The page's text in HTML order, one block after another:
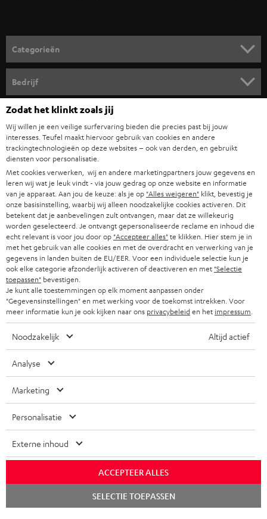
o
r
n
i
e
u
w
s
b
r
i
e
f
Categorieën
SOUNDBARS
HIFI-SPEAKERS
SMART HOME
BLUETOOTH
KOPTELEFOONS
BLUETOOTH KOPTELEFOONS
COMPLETE SETS
SPEAKERS
ULTIMA
IN-EAR
FANSHOP
NIEUWKOMERS
Bedrijf
SUPPORT
CARRIÈRE
PERS & MARKETING
B2B
PARTNERPROGRAMMA
BLOG
NEWSLETTER
STORES
TEUFEL VOORDELEN
TEUFEL STORY
MANAGEMENT
DUURZAAMHEID
NORMEN EN WAARDES
STUDENTENKORTING
Teufel online shops
DUITSLAND
OOSTENRIJK
ZWITSERLAND
NEDERLAND
BELGIË
FRANKRIJK
POLEN
SPANJE
ITALIË
'Kennelijke' (typ)fouten voorbehouden. De op de foto's afgebeelde
verwijderingskosten voor batterijen zijn bij de prijs inbegrepen.
Disclaimer Algemene voorwaarden
Privacybeleid
EU Data Act hier de overeenkomst herroepen
Zodat het klinkt zoals jij
Wij willen je een veilige surfervaring bieden die precies past bij jouw
interesses. Teufel maakt hiervoor gebruik van cookies en andere
trackingtechnologieën op deze websites – ook van derden, en gebruikt
diensten voor personalisatie.
Met cookies verwerken, wij en andere marketingpartners jouw gegevens en
leren wij wat je leuk vindt - via jouw gedrag op onze website en informatie
van je apparaat. Aan jou de keuze: als je op "Alles weigeren" klikt, bevestig je
onze basisinstelling, waarbij wij alleen noodzakelijke cookies activeren. Dit
betekent dat je aanbevelingen zult ontvangen, maar dat ze willekeurig
worden geselecteerd. Je ontvangt gepersonaliseerde reclame en inhoud die
echt relevant is voor jou door op "Accepteer alles"te klikken. Hier stem je in
met het gebruik van alle cookies en met de overdracht en verwerking van je
gegevens in landen buiten de EU/EER. Voor een individuele selectie kun je
ook elke categorie afzonderlijk activeren of deactiveren en met "Selectie
toepassen" bevestigen.
Je kunt alle toestemmingen op elk moment aanpassen onder
"Gegevensinstellingen" en met werking voor de toekomst intrekken. Voor
meer informatie kun je ook kijken naar ons privacybeleiden het impressum
Noodzakelijk Altijd actief
Analyse
Marketing
Personalisatie
Externe inhoud
ACCEPTEER ALLES
SELECTIE TOEPASSEN